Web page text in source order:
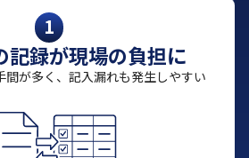
1
記録が現場の負担に
間が多く、記入漏れも発生しやすい